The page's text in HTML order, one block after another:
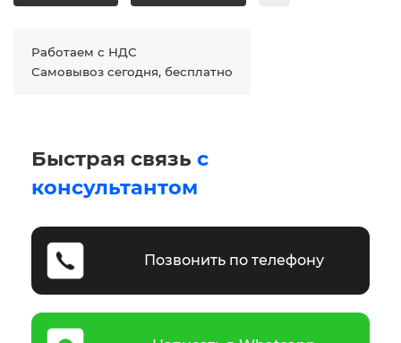
Работаем с НДС
Самовывоз сегодня, бесплатно
Быстрая связь с
консультантом
Позвонить по телефону